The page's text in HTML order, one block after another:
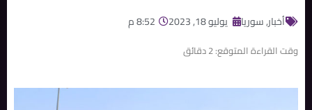
أخبار,سوريا يوليو 18, 2023 8:52 م
وقت القراءة المتوقع:2دقائق